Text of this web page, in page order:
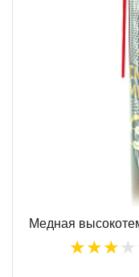
Медная